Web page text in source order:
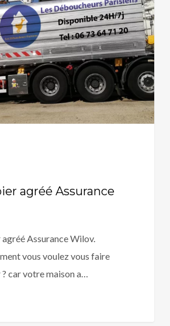
agréé Assurance
Assurance Wilov.
vous voulez vous faire
car votre maison a…